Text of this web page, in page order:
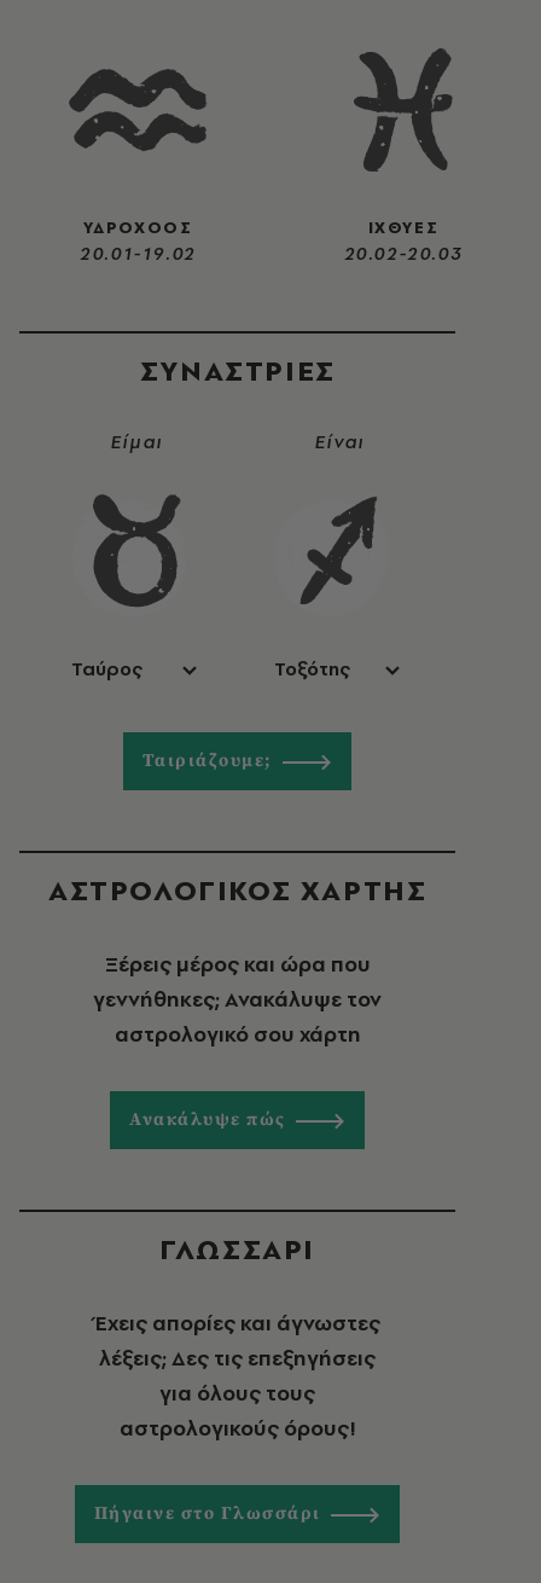
ΥΔΡΟΧΟΟΣ
20.01-19.02
ΙΧΘΥΕΣ
20.02-20.03
ΣΥΝΑΣΤΡIΕΣ
Είμαι
Ταύρος
Είναι
Τοξότης
Ταιριάζουμε;
ΑΣΤΡΟΛΟΓΙΚΟΣ ΧΑΡΤΗΣ
Ξέρεις μέρος και ώρα που
γεννήθηκες; Ανακάλυψε τον
αστρολογικό σου χάρτη
Ανακάλυψε πώς
ΓΛΩΣΣΑΡΙ
Έχεις απορίες και άγνωστες
λέξεις; Δες τις επεξηγήσεις
για όλους τους
αστρολογικούς όρους!
Πήγαινε στο Γλωσσάρι